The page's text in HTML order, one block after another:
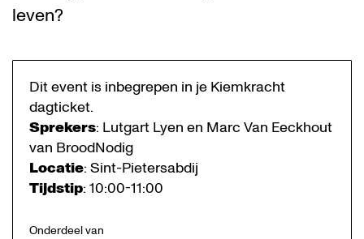
leven?
Dit event is inbegrepen in je Kiemkracht
dagticket.
Sprekers: Lutgart Lyen en Marc Van Eeckhout
van BroodNodig
Locatie: Sint-Pietersabdij
Tijdstip: 10:00-11:00
Onderdeel van